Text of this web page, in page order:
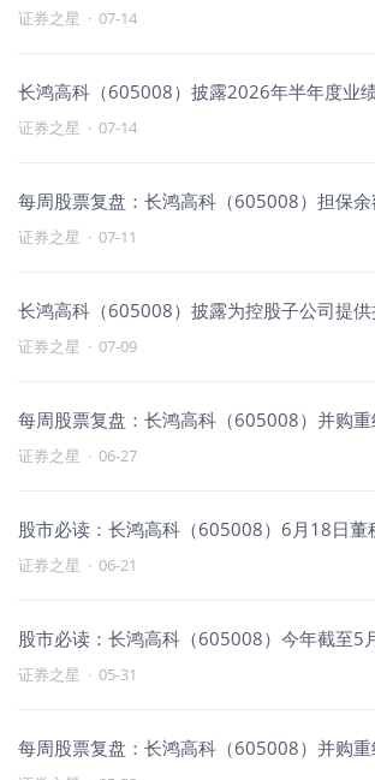
证券之星 · 07-14
长鸿高科（605008）披露2026年半年度业
证券之星 · 07-14
每周股票复盘：长鸿高科（605008）担保
证券之星 · 07-11
长鸿高科（605008）披露为控股子公司提
证券之星 · 07-09
每周股票复盘：长鸿高科（605008）并购
证券之星 · 06-27
股市必读：长鸿高科（605008）6月18日董
证券之星 · 06-21
股市必读：长鸿高科（605008）今年截至5
证券之星 · 05-31
每周股票复盘：长鸿高科（605008）并购